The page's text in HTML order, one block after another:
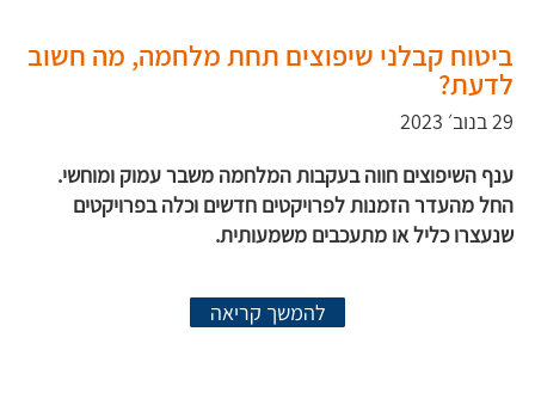
ביטוח קבלני שיפוצים תחת מלחמה, מה חשוב
לדעת?
29 בנוב׳ 2023
ענף השיפוצים חווה בעקבות המלחמה משבר עמוק ומוחשי.
החל מהעדר הזמנות לפרויקטים חדשים וכלה בפרויקטים
שנעצרו כליל או מתעכבים משמעותית.
להמשך קריאה